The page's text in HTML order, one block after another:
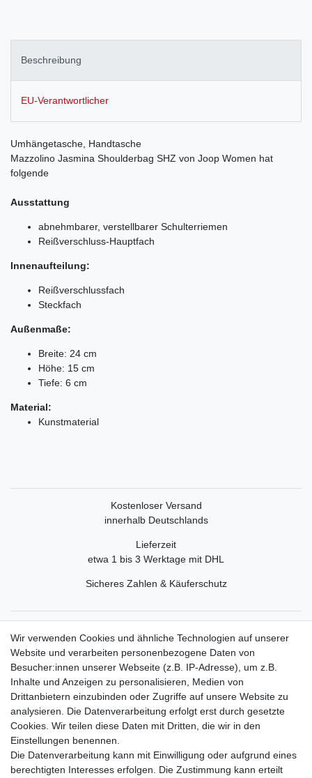
Beschreibung
EU-Verantwortlicher
Umhängetasche, Handtasche
Mazzolino Jasmina Shoulderbag SHZ von Joop Women hat
folgende
Ausstattung
abnehmbarer, verstellbarer Schulterriemen
Reißverschluss-Hauptfach
Innenaufteilung:
Reißverschlussfach
Steckfach
Außenmaße:
Breite: 24 cm
Höhe: 15 cm
Tiefe: 6 cm
Material:
Kunstmaterial
Kostenloser Versand
innerhalb Deutschlands
Lieferzeit
etwa 1 bis 3 Werktage mit DHL
Sicheres Zahlen & Käuferschutz
Rechtliche Informationen
Widerrufsrecht
Widerrufsformular
Datenschutzerklärung
AGB
Impressum
Wir verwenden Cookies und ähnliche Technologien auf unserer
Website und verarbeiten personenbezogene Daten von
Besucher:innen unserer Webseite (z.B. IP-Adresse), um z.B.
Inhalte und Anzeigen zu personalisieren, Medien von
Drittanbietern einzubinden oder Zugriffe auf unsere Website zu
analysieren. Die Datenverarbeitung erfolgt erst durch gesetzte
Cookies. Wir teilen diese Daten mit Dritten, die wir in den
Einstellungen benennen.
Die Datenverarbeitung kann mit Einwilligung oder aufgrund eines
berechtigten Interesses erfolgen. Die Zustimmung kann erteilt